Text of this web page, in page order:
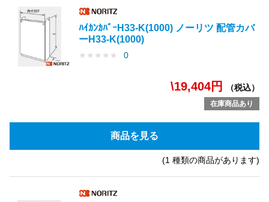
ﾊｲｶﾝｶﾊﾞｰH33-K(1000) ノーリツ 配管カバ
ーH33-K(1000)
★ ★ ★ ★ ★ 0
\19,404円 （税込）
在庫商品あり
商品を見る
(1 種類の商品があります)